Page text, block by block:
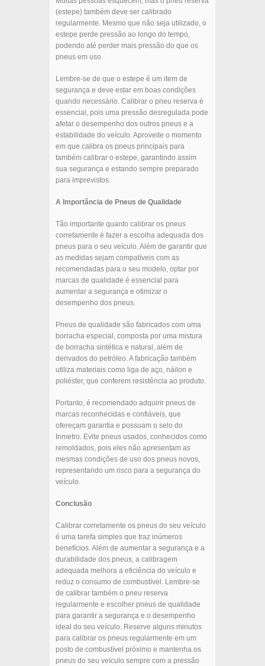
(estepe) também deve ser calibrado
regularmente. Mesmo que não seja utilizado, o
estepe perde pressão ao longo do tempo,
podendo até perder mais pressão do que os
pneus em uso.
Lembre-se de que o estepe é um item de
segurança e deve estar em boas condições
quando necessário. Calibrar o pneu reserva é
essencial, pois uma pressão desregulada pode
afetar o desempenho dos outros pneus e a
estabilidade do veículo. Aproveite o momento
em que calibra os pneus principais para
também calibrar o estepe, garantindo assim
sua segurança e estando sempre preparado
para imprevistos.
A Importância de Pneus de Qualidade
Tão importante quanto calibrar os pneus
corretamente é fazer a escolha adequada dos
pneus para o seu veículo. Além de garantir que
as medidas sejam compatíveis com as
recomendadas para o seu modelo, optar por
marcas de qualidade é essencial para
aumentar a segurança e otimizar o
desempenho dos pneus.
Pneus de qualidade são fabricados com uma
borracha especial, composta por uma mistura
de borracha sintética e natural, além de
derivados do petróleo. A fabricação também
utiliza materiais como liga de aço, náilon e
poliéster, que conferem resistência ao produto.
Portanto, é recomendado adquirir pneus de
marcas reconhecidas e confiáveis, que
ofereçam garantia e possuam o selo do
Inmetro. Evite pneus usados, conhecidos como
remoldados, pois eles não apresentam as
mesmas condições de uso dos pneus novos,
representando um risco para a segurança do
veículo.
Conclusão
Calibrar corretamente os pneus do seu veículo
é uma tarefa simples que traz inúmeros
benefícios. Além de aumentar a segurança e a
durabilidade dos pneus, a calibragem
adequada melhora a eficiência do veículo e
reduz o consumo de combustível. Lembre-se
de calibrar também o pneu reserva
regularmente e escolher pneus de qualidade
para garantir a segurança e o desempenho
ideal do seu veículo. Reserve alguns minutos
para calibrar os pneus regularmente em um
posto de combustível próximo e mantenha os
pneus do seu veículo sempre com a pressão